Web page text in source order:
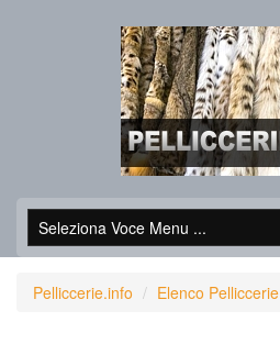
Pelliccerie.info Elenco Pelliccerie